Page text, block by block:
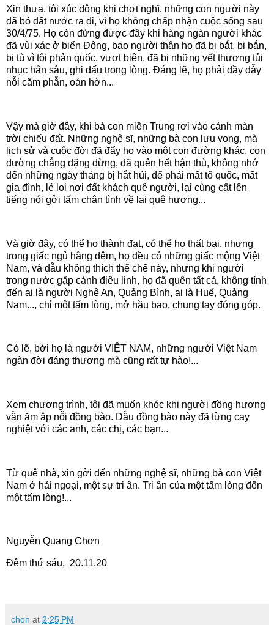
Xin thưa, tôi xúc động khi chợt nghĩ, những con người này
đã bỏ đất nước ra đi, vì họ không chấp nhận cuộc sống sau
30/4/75. Họ còn đứng được đây khi hàng ngàn người khác
đã vùi xác ở biển Đông, bao người thân họ đã bị bắt, bị bắn,
bị tù vì tội phản quốc, vượt biên, đã bị những vết thương tủi
nhục hằn sâu, ghi dấu trong lòng. Đáng lẽ, họ phải đầy dẫy
nỗi căm phẫn, oán hờn...
Vậy mà giờ đây, khi bà con miền Trung rơi vào cảnh màn
trời chiếu đất. Những nghệ sĩ, những bà con lưu vong, mà
lịch sử và cuộc đời đã đẩy họ vào một con đường khác, con
đường chẳng đặng đừng, đã quên hết hận thù, không nhớ
đến những ngày tháng bị hắt hủi, để phải mất tổ quốc, mất
gia đình, lẻ loi nơi đất khách quê người, lại cùng cất lên
tiếng nói gởi tấm chân tình về lại quê hương...
Và giờ đây, có thể họ thành đạt, có thể họ thất bại, nhưng
trong giấc ngủ hằng đêm, họ đều có những giấc mộng Việt
Nam, và dẫu không thích thể chế này, nhưng khi người
trong nước gặp cảnh điêu linh, họ đã quên tất cả, không tính
đến ai là người Nghệ An, Quảng Bình, ai là Huế, Quảng
Nam..., chỉ một tấm lòng, mở hầu bao, chung tay đóng góp.
Có lẽ, bởi họ là người VIỆT NAM, những người Việt Nam
ngàn đời đáng thương mà cũng rất tự hào!...
Xem chương trình, tôi đã muốn khóc khi người đồng hương
vẫn ăm ắp nỗi đồng bào. Dẫu đồng bào này đã từng cay
nghiệt với các anh, các chị, các bạn...
Từ quê nhà, xin gởi đến những nghệ sĩ, những bà con Việt
Nam ở hải ngoại, một sự tri ân. Tri ân của một tấm lòng đến
một tấm lòng!...
Nguyễn Quang Chơn
Đêm thứ sáu, 20.11.20
chon at 2:25 PM